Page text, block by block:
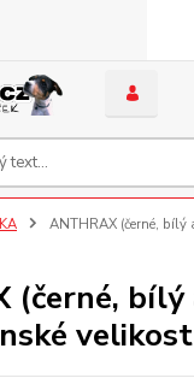
ANTHRAX (černé, bílý
(černé, bílý